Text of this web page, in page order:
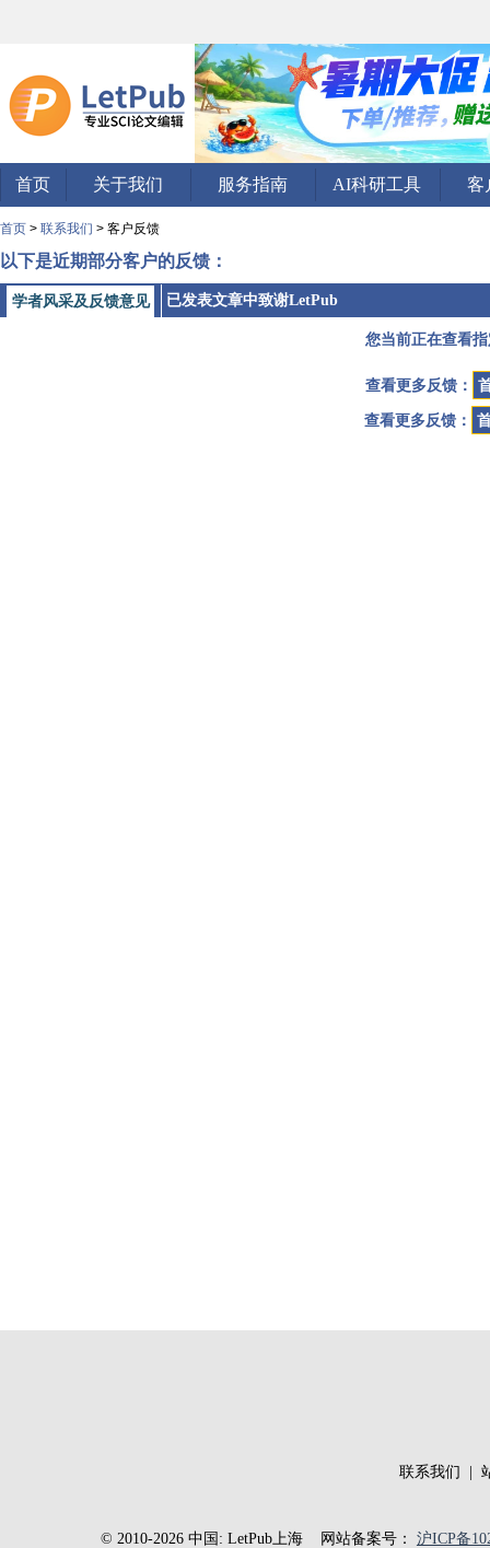
首页 关于我们 服务指南 AI科研工具 客
首页 > 联系我们 > 客户反馈
以下是近期部分客户的反馈：
学者风采及反馈意见 已发表文章中致谢LetPub
您当前正在查看
查看更多反馈：
查看更多反馈：
联系我们
© 2010-2026 中国: LetPub上海网站备案号： 沪ICP备